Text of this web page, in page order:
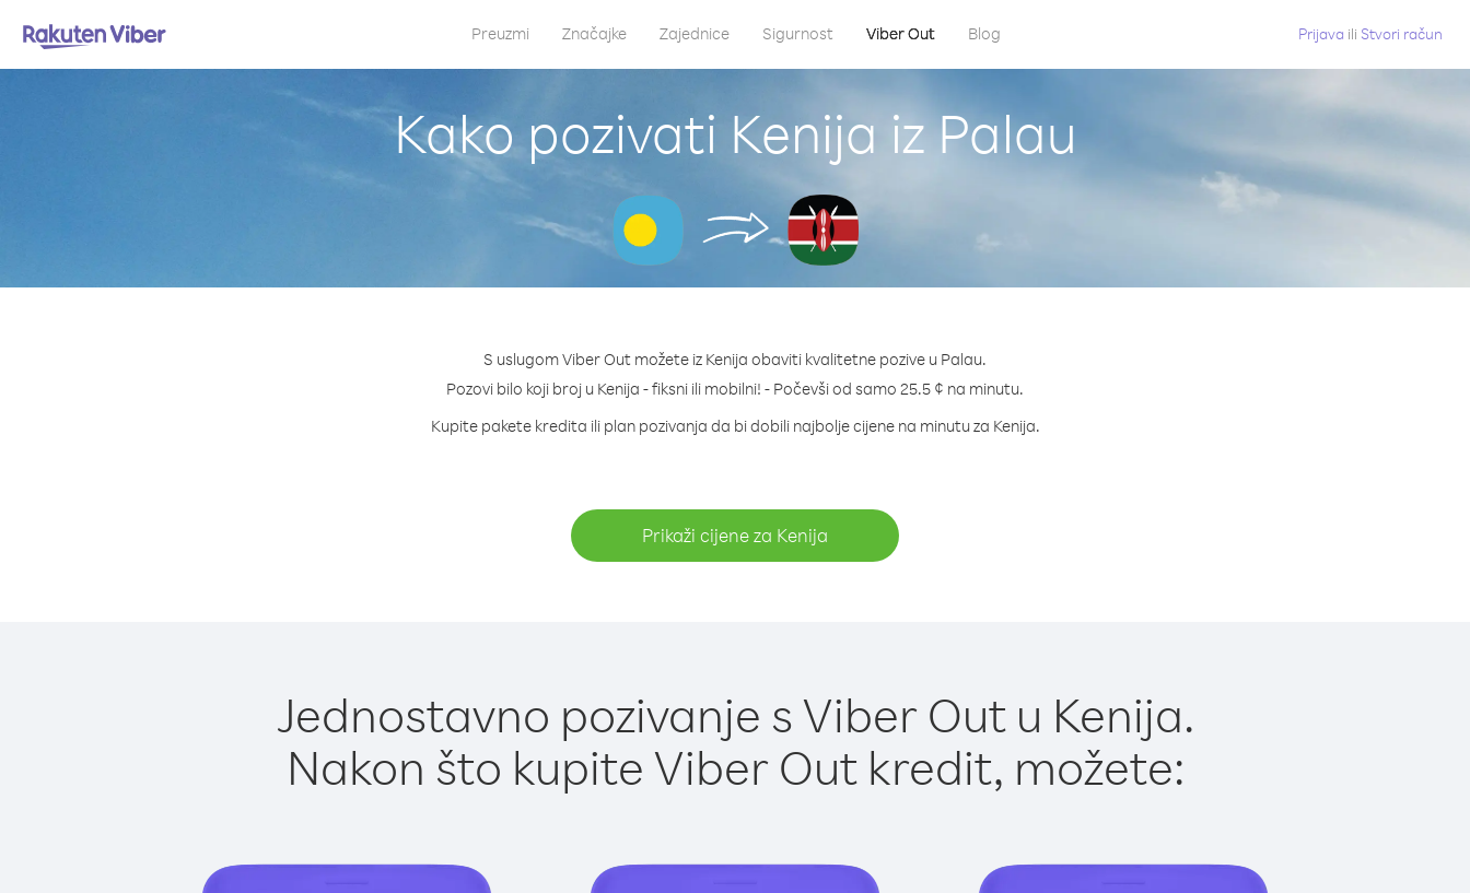
Preuzmi Značajke Zajednice Sigurnost Viber Out Blog Prijava ili Stvori račun
Kako pozivati Kenija iz Palau
S uslugom Viber Out možete iz Kenija obaviti kvalitetne pozive u Palau.
Pozovi bilo koji broj u Kenija - fiksni ili mobilni! - Počevši od samo 25.5 ¢ na minutu.
Kupite pakete kredita ili plan pozivanja da bi dobili najbolje cijene na minutu za Kenija.
Prikaži cijene za Kenija
Jednostavno pozivanje s Viber Out u Kenija.
Nakon što kupite Viber Out kredit, možete: